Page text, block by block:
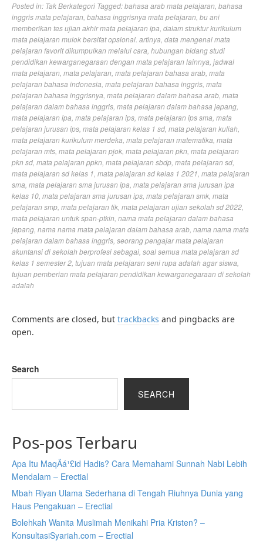
Posted in: Tak Berkategori Tagged:bahasa arab mata pelajaran bahasa
inggris mata pelajaran bahasa inggrisnya mata pelajaran bu ani
memberikan tes ujian akhir mata pelajaran ipa dalam struktur kurikulum
mata pelajaran mulok bersifat opsional. artinya data mengenai mata
pelajaran favorit dikumpulkan melalui cara hubungan bidang studi
pendidikan kewarganegaraan dengan mata pelajaran lainnya jadwal
mata pelajaran mata pelajaran mata pelajaran bahasa arab mata
pelajaran bahasa indonesia mata pelajaran bahasa inggris mata
pelajaran bahasa inggrisnya mata pelajaran dalam bahasa arab mata
pelajaran dalam bahasa inggris mata pelajaran dalam bahasa jepang
mata pelajaran ipa mata pelajaran ips mata pelajaran ips sma mata
pelajaran jurusan ips mata pelajaran kelas 1 sd mata pelajaran kuliah
mata pelajaran kurikulum merdeka mata pelajaran matematika mata
pelajaran mts mata pelajaran pjok mata pelajaran pkn mata pelajaran
pkn sd mata pelajaran ppkn mata pelajaran sbdp mata pelajaran sd
mata pelajaran sd kelas 1 mata pelajaran sd kelas 1 2021 mata pelajaran
sma mata pelajaran sma jurusan ipa mata pelajaran sma jurusan ipa
kelas 10 mata pelajaran sma jurusan ips mata pelajaran smk mata
pelajaran smp mata pelajaran tik mata pelajaran ujian sekolah sd 2022
mata pelajaran untuk span-ptkin nama mata pelajaran dalam bahasa
jepang nama nama mata pelajaran dalam bahasa arab nama nama mata
pelajaran dalam bahasa inggris seorang pengajar mata pelajaran
akuntansi di sekolah berprofesi sebagai soal semua mata pelajaran sd
kelas 1 semester 2 tujuan mata pelajaran seni rupa adalah agar siswa
tujuan pemberian mata pelajaran pendidikan kewarganegaraan di sekolah
adalah
Comments are closed, but trackbacks and pingbacks are
open.
Search
SEARCH
Pos-pos Terbaru
Apa Itu MaqÄá¹£id Hadis? Cara Memahami Sunnah Nabi Lebih
Mendalam – Erectial
Mbah Riyan Ulama Sederhana di Tengah Riuhnya Dunia yang
Haus Pengakuan – Erectial
Bolehkah Wanita Muslimah Menikahi Pria Kristen? –
KonsultasiSyariah.com – Erectial